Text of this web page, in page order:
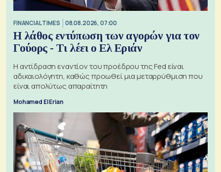
FINANCIAL TIMES 08.08.2026, 07:00
Η λάθος εντύπωση των αγορών για τον
Γούορς - Τι λέει ο Ελ Εριάν
Η αντίδραση εναντίον του προέδρου της Fed είναι
αδικαιολόγητη, καθώς προωθεί μια μεταρρύθμιση που
είναι απολύτως απαραίτητη
Mohamed El Erian